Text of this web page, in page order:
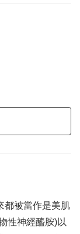
都被當作是美肌
性神經醯胺)以